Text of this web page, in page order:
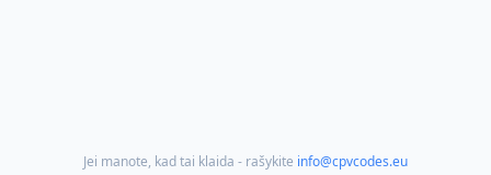
Jei manote, kad tai klaida - rašykite info@cpvcodes.eu